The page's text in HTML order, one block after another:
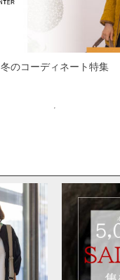
冬のコーディネート特集